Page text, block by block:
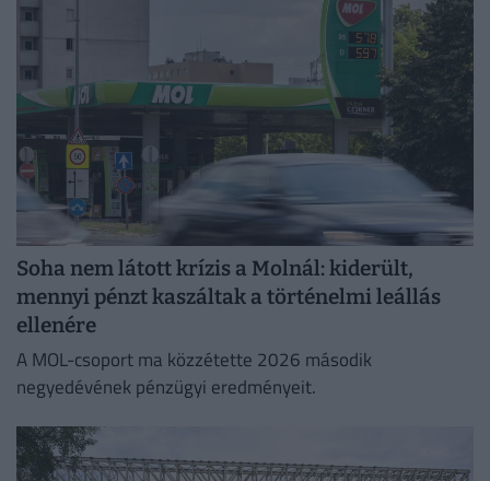
Soha nem látott krízis a Molnál: kiderült,
mennyi pénzt kaszáltak a történelmi leállás
ellenére
A MOL-csoport ma közzétette 2026 második
negyedévének pénzügyi eredményeit.